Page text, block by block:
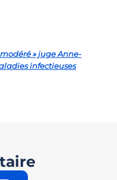
» juge Anne-
infectieuses